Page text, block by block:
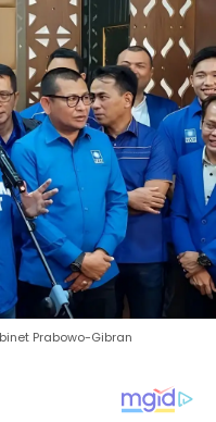
Prabowo-Gibran